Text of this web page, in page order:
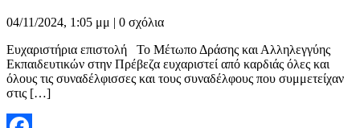
04/11/2024, 1:05 μμ | 0 σχόλια
Ευχαριστήρια επιστολή Το Μέτωπο Δράσης και Αλληλεγγύης
Εκπαιδευτικών στην Πρέβεζα ευχαριστεί από καρδιάς όλες και
όλους τις συναδέλφισσες και τους συναδέλφους που συμμετείχαν
στις […]